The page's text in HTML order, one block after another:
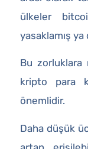
ülkeler
yasaklamış ya
Bu zorluklara
kripto para
önemlidir.
Daha düşük